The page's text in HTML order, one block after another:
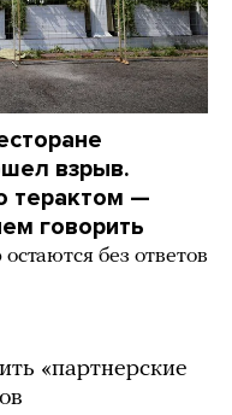
взрыв.
терактом —
говорить
без ответов
«партнерские